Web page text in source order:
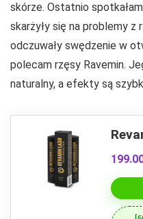
skórze. Ostatnio
skarżyły się na problemy z
odczuwały swędzenie w
polecam rzęsy Ravemin.
naturalny, a efekty są